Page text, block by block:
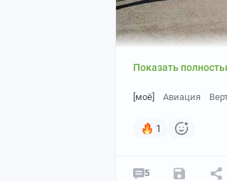
Показать
[моё] Авиация
1
5